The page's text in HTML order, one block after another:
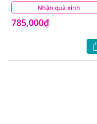
Nhận quà xinh
785,000₫
(6)